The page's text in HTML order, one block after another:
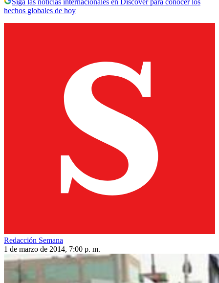
hechos globales de hoy
Redacción Semana
1 de marzo de 2014, 7:00 p. m.